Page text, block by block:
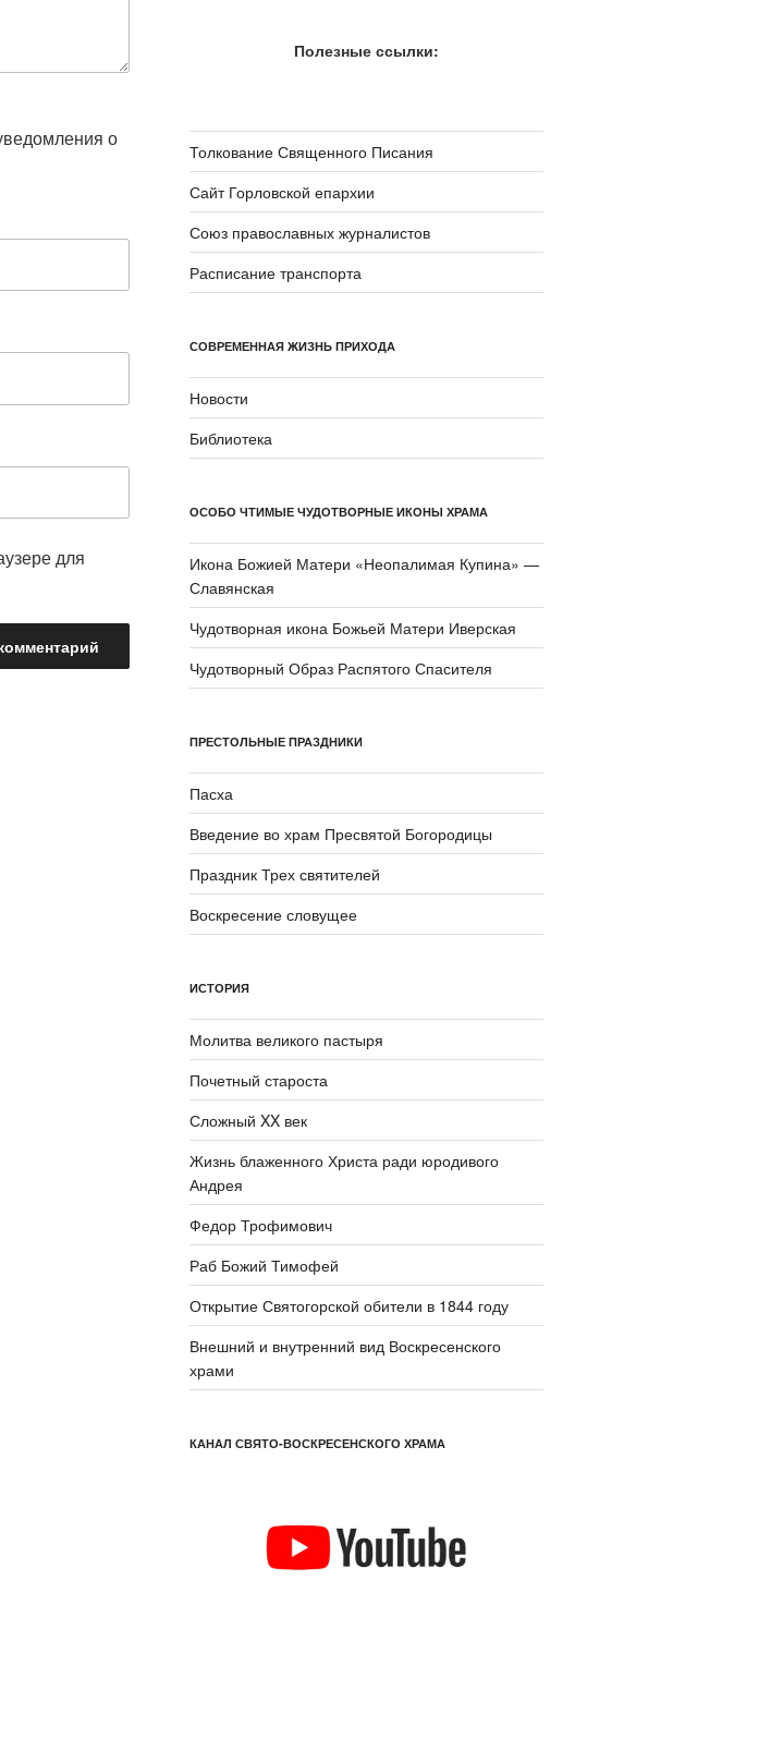
о
для
Полезные ссылки:
Толкование Священного Писания
Сайт Горловской епархии
Союз православных журналистов
Расписание транспорта
СОВРЕМЕННАЯ ЖИЗНЬ ПРИХОДА
Новости
Библиотека
ОСОБО ЧТИМЫЕ ЧУДОТВОРНЫЕ ИКОНЫ ХРАМА
Икона Божией Матери «Неопали­мая Купина» —
Славянская
Чудотворная икона Божьей Матери Иверская
Чудотворный Образ Распятого Спасителя
ПРЕСТОЛЬНЫЕ ПРАЗДНИКИ
Пасха
Введение во храм Пресвятой Богородицы
Праздник Трех святителей
Воскресение словущее
ИСТОРИЯ
Молитва великого пастыря
Почетный староста
Сложный XX век
Жизнь блаженного Христа ради юродивого
Андрея
Федор Трофимович
Раб Божий Тимофей
Открытие Святогорской обители в 1844 году
Внешний и внутренний вид Воскресенского
храми
КАНАЛ СВЯТО-ВОСКРЕСЕНСКОГО ХРАМА